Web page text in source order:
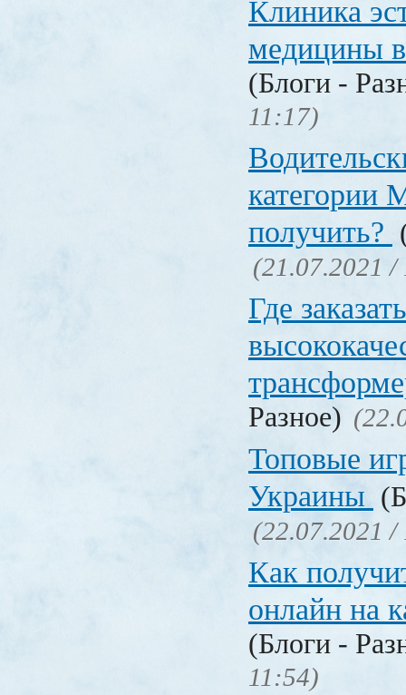
Клиника
медицины
(Блоги -
11:17)
категории
получить?
(21.07.2021 /
Где заказать
Разное)
Топовые
Украины
(22.07.2021 /
Как
онлайн на
(Блоги -
11:54)